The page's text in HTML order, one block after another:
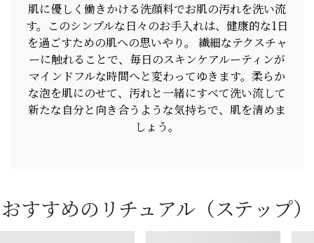
肌に優しく働きかける洗顔料でお肌の汚れを洗い流
す。このシンプルな日々のお手入れは、健康的な1日
を過ごすための肌への思いやり。 繊細なテクスチャ
ーに触れることで、毎日のスキンケアルーティンが
マインドフルな時間へと変わってゆきます。柔らか
な泡を肌にのせて、汚れと一緒にすべて洗い流して
新たな自分と向き合うような気持ちで、肌を清めま
しょう。
おすすめのリチュアル（ステップ）